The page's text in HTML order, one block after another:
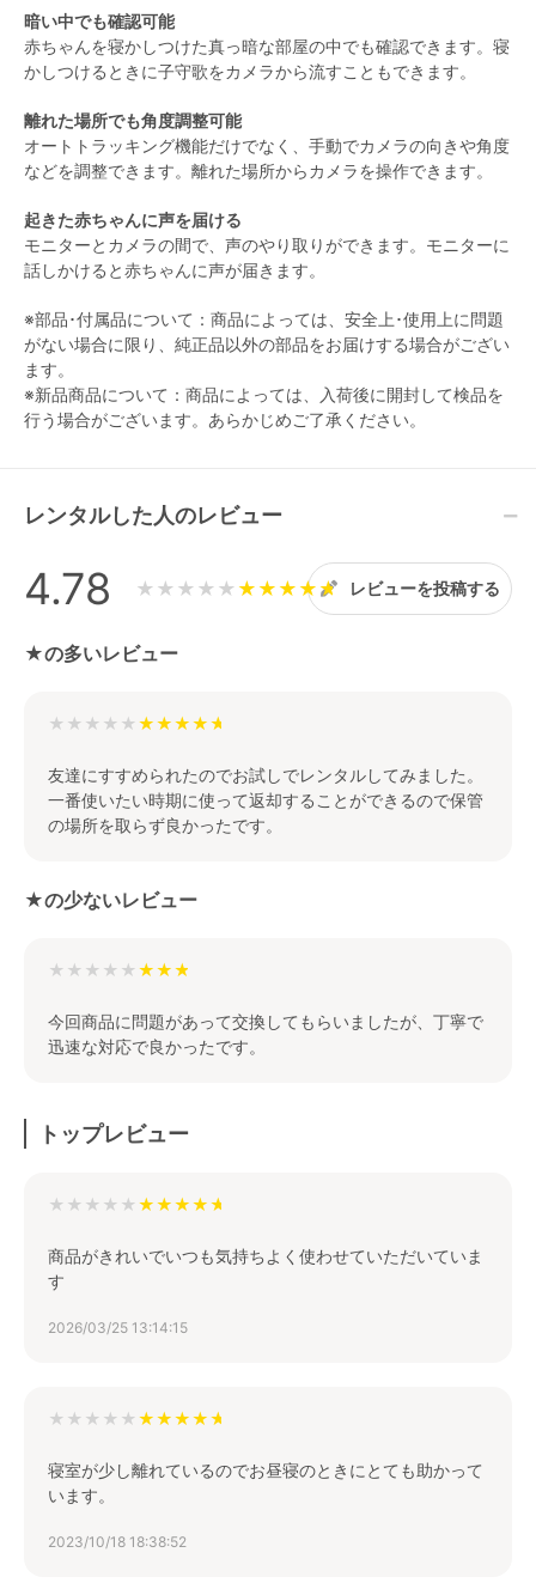
暗い中でも確認可能
赤ちゃんを寝かしつけた真っ暗な部屋の中でも確認できます。寝
かしつけるときに子守歌をカメラから流すこともできます。
離れた場所でも角度調整可能
オートトラッキング機能だけでなく、手動でカメラの向きや角度
などを調整できます。離れた場所からカメラを操作できます。
起きた赤ちゃんに声を届ける
モニターとカメラの間で、声のやり取りができます。モニターに
話しかけると赤ちゃんに声が届きます。
※部品･付属品について：商品によっては、安全上･使用上に問題
がない場合に限り、純正品以外の部品をお届けする場合がござい
ます。
※新品商品について：商品によっては、入荷後に開封して検品を
行う場合がございます。あらかじめご了承ください。
レンタルした人のレビュー
4.78 ★★★★★ レビューを投稿する
★の多いレビュー
★★★★★
友達にすすめられたのでお試しでレンタルしてみました。
一番使いたい時期に使って返却することができるので保管
の場所を取らず良かったです。
★の少ないレビュー
★★★★★
今回商品に問題があって交換してもらいましたが、丁寧で
迅速な対応で良かったです。
トップレビュー
★★★★★
商品がきれいでいつも気持ちよく使わせていただいていま
す
2026/03/25 13:14:15
★★★★★
寝室が少し離れているのでお昼寝のときにとても助かって
います。
2023/10/18 18:38:52